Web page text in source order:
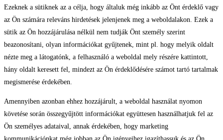
Ezeknek a sütiknek az a célja, hogy általuk még inkább az Önt érdeklő vagy
az Ön számára releváns hirdetések jelenjenek meg a weboldalakon. Ezek a
sütik az Ön hozzájárulása nélkül nem tudják Önt személy szerint
beazonosítani, olyan információkat gyűjtenek, mint pl. hogy melyik oldalt
nézte meg a látogatónk, a felhasználó a weboldal mely részére kattintott,
hány oldalt keresett fel, mindezt az Ön érdeklődésére számot tartó tartalmak
megismerése érdekében.
Amennyiben azonban ehhez hozzájárult, a weboldal használat nyomon
követése során összegyűjtött információkat együttesen használhatjuk fel az
Ön személyes adataival, annak érdekében, hogy marketing